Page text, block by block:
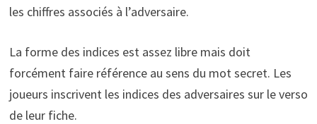
les chiffres associés à l’adversaire.
La forme des indices est assez libre mais doit
forcément faire référence au sens du mot secret. Les
joueurs inscrivent les indices des adversaires sur le verso
de leur fiche.